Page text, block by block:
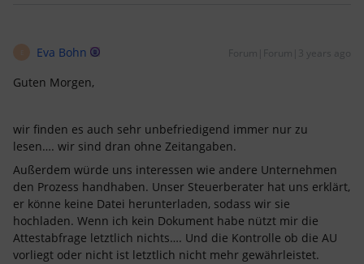
Eva Bohn Forum|Forum|3 years ago
Guten Morgen,
wir finden es auch sehr unbefriedigend immer nur zu
lesen…. wir sind dran ohne Zeitangaben.
Außerdem würde uns interessen wie andere Unternehmen
den Prozess handhaben. Unser Steuerberater hat uns erklärt,
er könne keine Datei herunterladen, sodass wir sie
hochladen. Wenn ich kein Dokument habe nützt mir die
Attestabfrage letztlich nichts…. Und die Kontrolle ob die AU
vorliegt oder nicht ist letztlich nicht mehr gewährleistet.